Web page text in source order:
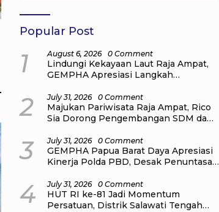
Popular Post
1 August 6, 2026 0 Comment
Lindungi Kekayaan Laut Raja Ampat,
GEMPHA Apresiasi Langkah
2 July 31, 2026 0 Comment
Majukan Pariwisata Raja Ampat, Rico
Sia Dorong Pengembangan SDM dan
3 July 31, 2026 0 Comment
GEMPHA Papua Barat Daya Apresiasi
Kinerja Polda PBD, Desak Penuntasan
DPR Papua Barat Daya
4 July 31, 2026 0 Comment
HUT RI ke-81 Jadi Momentum
Persatuan, Distrik Salawati Tengah